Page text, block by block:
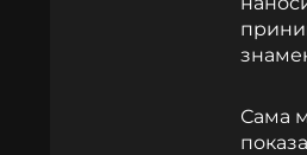
Сама